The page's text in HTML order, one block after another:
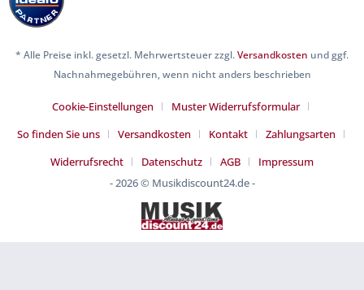
* Alle Preise inkl. gesetzl. Mehrwertsteuer zzgl.Versandkosten und ggf.
Nachnahmegebühren, wenn nicht anders beschrieben
Cookie-Einstellungen
Muster Widerrufsformular
So finden Sie uns
Versandkosten Kontakt
Zahlungsarten
Widerrufsrecht
Datenschutz AGB
Impressum
- 2026 © Musikdiscount24.de -